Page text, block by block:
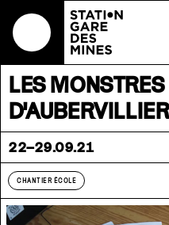
LES
22–29.09.21
CHANTIER ÉCOLE